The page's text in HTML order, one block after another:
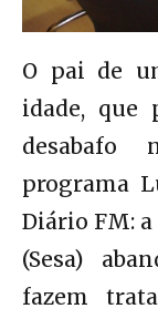
O pai de
idade, que
desabafo
programa
Diário FM: a
(Sesa)
fazem